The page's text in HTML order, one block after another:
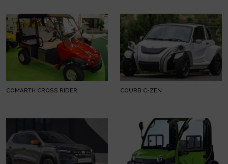
COMARTH CROSS RIDER COURB C-ZEN